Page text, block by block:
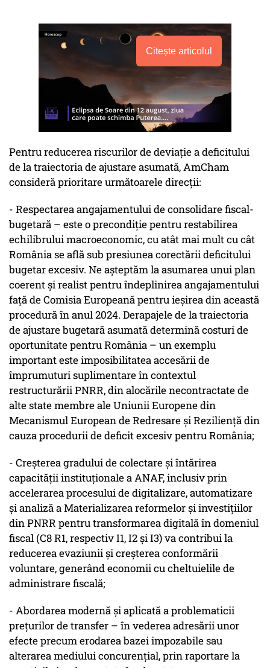
Citește articolul
Pentru reducerea riscurilor de deviație a deficitului
de la traiectoria de ajustare asumată, AmCham
consideră prioritare următoarele direcții:
- Respectarea angajamentului de consolidare fiscal-
bugetară – este o precondiție pentru restabilirea
echilibrului macroeconomic, cu atât mai mult cu cât
România se află sub presiunea corectării deficitului
bugetar excesiv. Ne așteptăm la asumarea unui plan
coerent și realist pentru îndeplinirea angajamentului
față de Comisia Europeană pentru ieșirea din această
procedură în anul 2024. Derapajele de la traiectoria
de ajustare bugetară asumată determină costuri de
oportunitate pentru România – un exemplu
important este imposibilitatea accesării de
împrumuturi suplimentare în contextul
restructurării PNRR, din alocările necontractate de
alte state membre ale Uniunii Europene din
Mecanismul European de Redresare și Reziliență din
cauza procedurii de deficit excesiv pentru România;
- Creșterea gradului de colectare și întărirea
capacității instituționale a ANAF, inclusiv prin
accelerarea procesului de digitalizare, automatizare
și analiză a Materializarea reformelor și investițiilor
din PNRR pentru transformarea digitală în domeniul
fiscal (C8 R1, respectiv I1, I2 și I3) va contribui la
reducerea evaziunii și creșterea conformării
voluntare, generând economii cu cheltuielile de
administrare fiscală;
- Abordarea modernă și aplicată a problematicii
prețurilor de transfer – în vederea adresării unor
efecte precum erodarea bazei impozabile sau
alterarea mediului concurențial, prin raportare la